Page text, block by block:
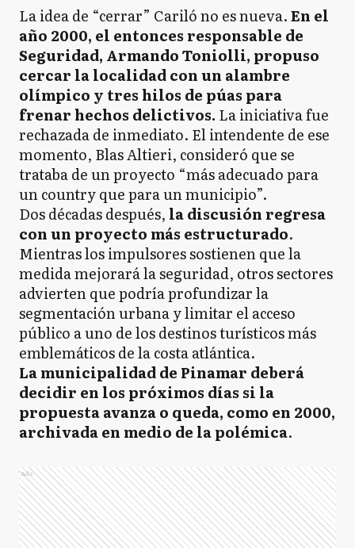
La idea de “cerrar” Cariló no es nueva.En el
año 2000, el entonces responsable de
Seguridad, Armando Toniolli, propuso
cercar la localidad con un alambre
olímpico y tres hilos de púas para
frenar hechos delictivos. La iniciativa fue
rechazada de inmediato. El intendente de ese
momento, Blas Altieri, consideró que se
trataba de un proyecto “más adecuado para
un country que para un municipio”.
Dos décadas después, la discusión regresa
con un proyecto más estructurado.
Mientras los impulsores sostienen que la
medida mejorará la seguridad, otros sectores
advierten que podría profundizar la
segmentación urbana y limitar el acceso
público a uno de los destinos turísticos más
emblemáticos de la costa atlántica.
La municipalidad de Pinamar deberá
decidir en los próximos días si la
propuesta avanza o queda, como en 2000,
archivada en medio de la polémica.
Ads